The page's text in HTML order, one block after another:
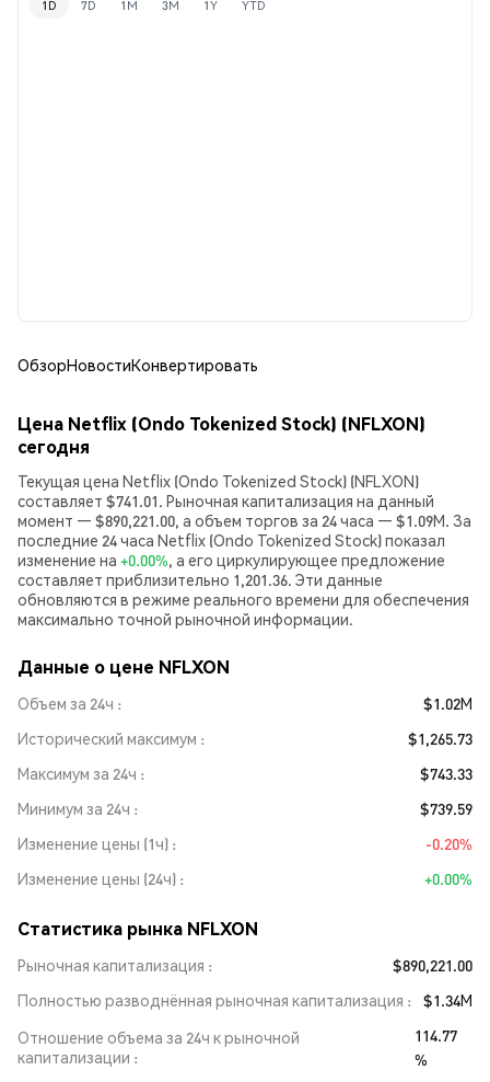
1D 7D 1M 3M 1Y YTD
ОбзорНовостиКонвертировать
Цена Netflix (Ondo Tokenized Stock) (NFLXON)
сегодня
Текущая цена Netflix (Ondo Tokenized Stock) (NFLXON)
составляет $741.01. Рыночная капитализация на данный
момент — $890,221.00, а объем торгов за 24 часа — $1.09M. За
последние 24 часа Netflix (Ondo Tokenized Stock) показал
изменение на +0.00%, а его циркулирующее предложение
составляет приблизительно 1,201.36. Эти данные
обновляются в режиме реального времени для обеспечения
максимально точной рыночной информации.
Данные о цене NFLXON
Объем за 24ч
$1.02M
Исторический максимум
$1,265.73
Максимум за 24ч
$743.33
Минимум за 24ч
$739.59
Изменение цены (1ч)
-0.20%
Изменение цены (24ч)
+0.00%
Статистика рынка NFLXON
Рыночная капитализация
$890,221.00
Полностью разводнённая рыночная капитализация
$1.34M
Отношение объема за 24ч к рыночной
капитализации
114.77
%